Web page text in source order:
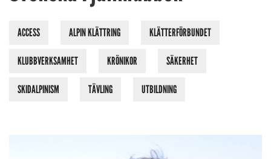
ACCESS ALPIN KLÄTTRING KLÄTTERFÖRBUNDET
KLUBBVERKSAMHET KRÖNIKOR SÄKERHET
SKIDALPINISM TÄVLING UTBILDNING